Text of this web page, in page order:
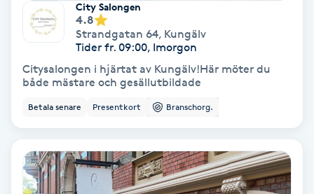
Fotmassage
Fransar
Fransborttagning
City Salongen
4.8
Strandgatan 64, Kungälv
Tider fr. 09:00, Imorgon
Citysalongen i hjärtat av Kungälv!Här möter du
både mästare och gesällutbildade
Betala senare Presentkort Branschorg.